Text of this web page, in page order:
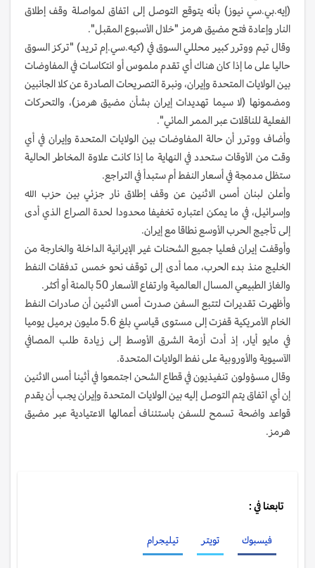
(إيه.بي.سي نيوز) بأنه يتوقع التوصل إلى اتفاق لمواصلة وقف إطلاق
النار وإعادة فتح مضيق هرمز "خلال الأسبوع المقبل".
وقال تيم ووترر كبير محللي السوق في (كيه.سي.إم تريد) "تركز السوق
حاليا على ما إذا كان هناك أي تقدم ملموس أو انتكاسات في المفاوضات
بين الولايات المتحدة وإيران، ونبرة التصريحات الصادرة عن ‌كلا الجانبين
⁠ومضمونها (لا سيما تهديدات إيران بشأن مضيق هرمز)، والتحركات
الفعلية للناقلات عبر الممر المائي".
وأضاف ووترر أن حالة المفاوضات بين الولايات المتحدة وإيران في أي
وقت من الأوقات ستحدد في النهاية ما إذا كانت علاوة المخاطر الحالية
ستظل مدمجة في أسعار النفط أم ستبدأ في التراجع.
وأعلن لبنان أمس الاثنين عن وقف إطلاق نار جزئي بين حزب الله
وإسرائيل، في ما ⁠يمكن اعتباره تخفيفا محدودا لحدة الصراع الذي أدى
إلى تأجيج الحرب الأوسع نطاقا مع إيران.
وأوقفت إيران فعليا جميع الشحنات غير الإيرانية الداخلة والخارجة من
الخليج منذ بدء الحرب، مما أدى إلى توقف نحو خمس تدفقات النفط
والغاز الطبيعي المسال العالمية ⁠وارتفاع الأسعار 50 بالمئة أو أكثر.
وأظهرت تقديرات لتتبع السفن صدرت أمس الاثنين أن صادرات النفط
الخام الأمريكية قفزت إلى مستوى قياسي بلغ 5.6 مليون برميل يوميا
في مايو أيار، إذ أدت أزمة الشرق الأوسط إلى زيادة ⁠طلب المصافي
الآسيوية والأوروبية على نفط الولايات المتحدة.
وقال مسؤولون تنفيذيون في قطاع الشحن اجتمعوا في أثينا أمس الاثنين
إن أي اتفاق يتم التوصل إليه بين الولايات المتحدة وإيران يجب أن يقدم
قواعد واضحة تسمح للسفن باستئناف أعمالها الاعتيادية عبر مضيق
هرمز.
تابعنا في :
فيسبوك تويتر تيليجرام